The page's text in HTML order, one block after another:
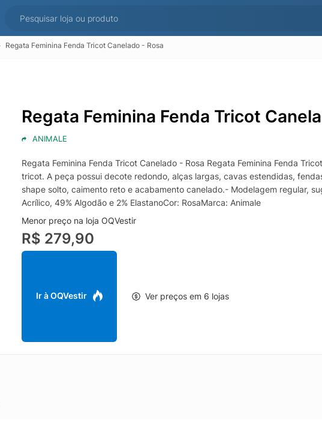
Regata Feminina Fenda Tricot Canelado - Rosa
Regata Feminina Fenda Tricot
ANIMALE
Regata Feminina Fenda Tricot Canelado - Rosa Regata Feminina Fenda
tricot. A peça possui decote redondo, alças largas, cavas estendidas,
shape solto, caimento reto e acabamento canelado.- Modelagem regular,
Acrílico, 49% Algodão e 2% ElastanoCor: RosaMarca: Animale
Menor preço na loja OQVestir
R$ 279,90
Ir à OQVestir Ver preços em 6 lojas